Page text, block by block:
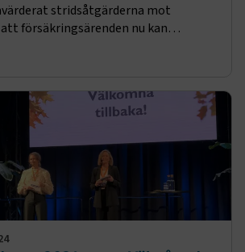
stridsåtgärderna mot
försäkringsärenden nu kan
Det är en välkommen lättnad för